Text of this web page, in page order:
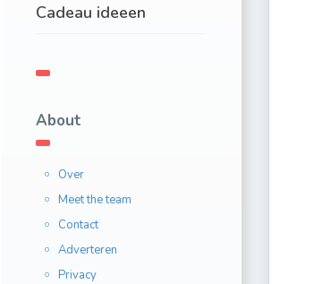
Cadeau ideeen
About
Over
Meet the team
Contact
Adverteren
Privacy